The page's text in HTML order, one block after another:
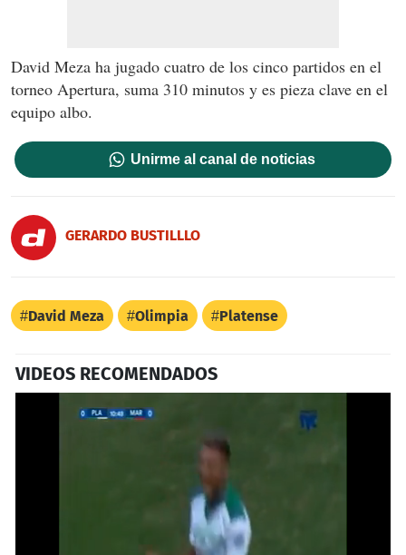
David Meza ha jugado cuatro de los cinco partidos en el
torneo Apertura, suma 310 minutos y es pieza clave en el
equipo albo.
Unirme al canal de noticias
GERARDO BUSTILLLO
David Meza Olimpia Platense
VIDEOS RECOMENDADOS